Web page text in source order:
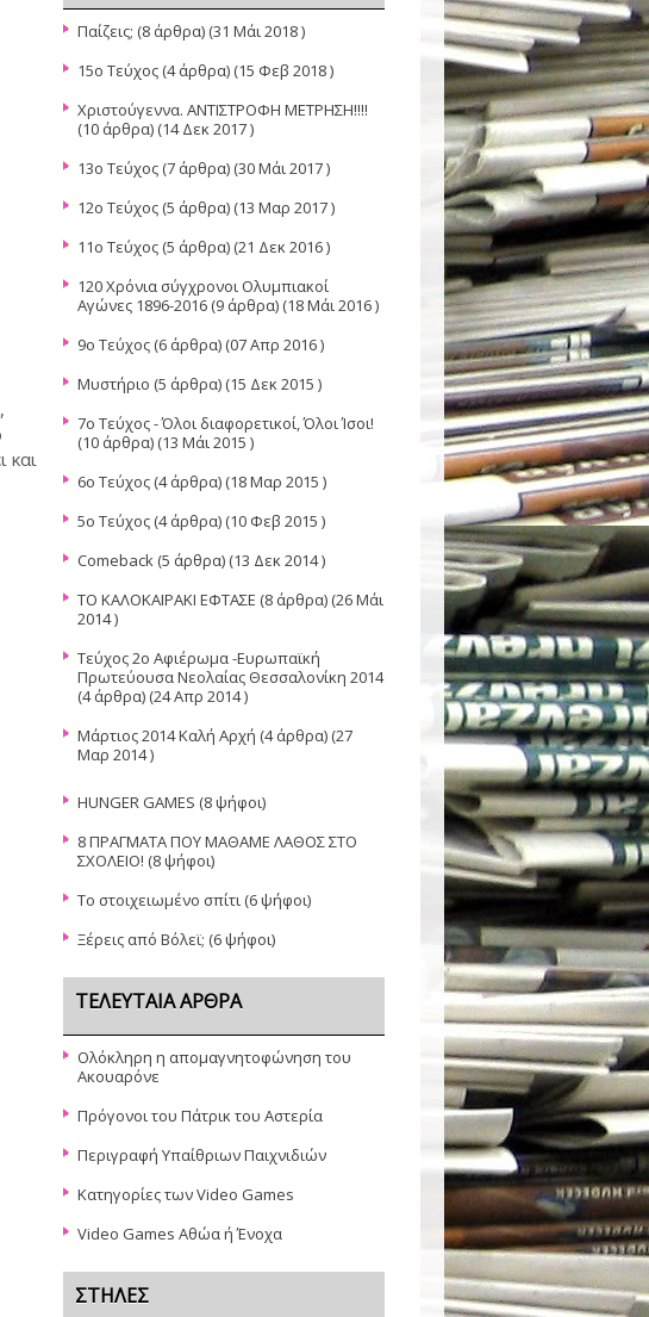
και
Παίζεις; (8 άρθρα) (31 Μάι 2018 )
15ο Τεύχος (4 άρθρα) (15 Φεβ 2018 )
Χριστούγεννα. ΑΝΤΙΣΤΡΟΦΗ ΜΕΤΡΗΣΗ!!!!
(10 άρθρα) (14 Δεκ 2017 )
13ο Τεύχος (7 άρθρα) (30 Μάι 2017 )
12o Τεύχος (5 άρθρα) (13 Μαρ 2017 )
11ο Τεύχος (5 άρθρα) (21 Δεκ 2016 )
120 Χρόνια σύγχρονοι Ολυμπιακοί
Αγώνες 1896-2016 (9 άρθρα) (18 Μάι 2016 )
9ο Τεύχος (6 άρθρα) (07 Απρ 2016 )
Μυστήριο (5 άρθρα) (15 Δεκ 2015 )
7o Tεύχος - Όλοι διαφορετικοί, Όλοι Ίσοι!
(10 άρθρα) (13 Μάι 2015 )
6ο Τεύχος (4 άρθρα) (18 Μαρ 2015 )
5ο Τεύχος (4 άρθρα) (10 Φεβ 2015 )
Comeback (5 άρθρα) (13 Δεκ 2014 )
ΤΟ ΚΑΛΟΚΑΙΡΑΚΙ ΕΦΤΑΣΕ (8 άρθρα) (26 Μάι
2014 )
Τεύχος 2o Αφιέρωμα -Ευρωπαϊκή
Πρωτεύουσα Νεολαίας Θεσσαλονίκη 2014
(4 άρθρα) (24 Απρ 2014 )
Μάρτιος 2014 Καλή Αρχή (4 άρθρα) (27
Μαρ 2014 )
HUNGER GAMES (8 ψήφοι)
8 ΠΡΑΓΜΑΤΑ ΠΟΥ ΜΑΘΑΜΕ ΛΑΘΟΣ ΣΤΟ
ΣΧΟΛΕΙΟ! (8 ψήφοι)
Το στοιχειωμένο σπίτι (6 ψήφοι)
Ξέρεις από Βόλεϊ; (6 ψήφοι)
ΤΕΛΕΥΤΑΊΑ ΆΡΘΡΑ
Ολόκληρη η απομαγνητοφώνηση του
Ακουαρόνε
Πρόγονοι του Πάτρικ του Αστερία
Περιγραφή Υπαίθριων Παιχνιδιών
Κατηγορίες των Video Games
Video Games Αθώα ή Ένοχα
ΣΤΉΛΕΣ